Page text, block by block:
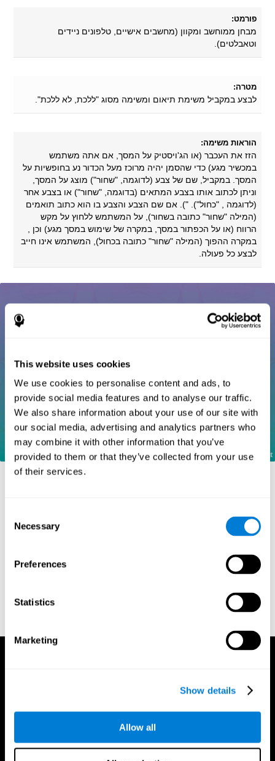
This website uses cookies
We use cookies to personalise content and ads, to
provide social media features and to analyse our traffic.
We also share information about your use of our site with
our social media, advertising and analytics partners who
may combine it with other information that you’ve
provided to them or that they’ve collected from your use
of their services.
Selection
Necessary
Preferences
Statistics
Marketing
Show details
Allow all
פורמט:
מבחן ממוחשב ומקוון (מחשבים אישיים, טלפונים ניידים
וטאבלטים).
מטרה:
לבצע במקביל משימת תיאום ומשימה מסוג "ללכת, לא ללכת".
הוראות משימה:
הזז את העכבר (או הג'ויסטיק על המסך, אם אתה משתמש
במכשיר מגע) כדי שהסמן יהיה מרוכז מעל הכדור נע בחופשיות על
המסך. במקביל, שם של צבע (לדוגמה, "שחור") מוצג על המסך,
וניתן לכתוב אותו בצבע המתאים (בדוגמה, "שחור") או בצבע אחר
(לדוגמה , "כחול"). "). אם שם הצבע והצבע בו הוא כתוב תואמים
(המילה "שחור" כתובה בשחור), על המשתמש ללחוץ על מקש
הרווח (או על הכפתור במסך, במקרה של שימוש במסך מגע) וכן ,
במקרה ההפוך (המילה "שחור" כתובה בכחול), המשתמש אינו חייב
לבצע כל פעולה.
Greenberg, L. M., Kindschi, C. L., & Corman, C. L. (1996).
TOVA Research Foundation.
Stroop, J. R (1935). Studies of interference in serial verbal
reactions. Journal of experimental psychology, 18(6), 643.
Whiteside A., A synopsis of the Vienna Test System: A computer